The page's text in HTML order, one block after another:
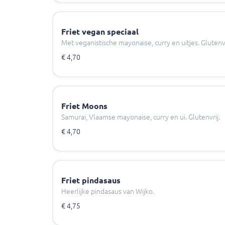
Friet vegan speciaal
Met veganistische mayonaise, curry en uitjes.
€ 4,70
Friet Moons
Samurai, Vlaamse mayonaise, curry en ui. Glutenvrij.
€ 4,70
Friet pindasaus
Heerlijke pindasaus van Wijko.
€ 4,75